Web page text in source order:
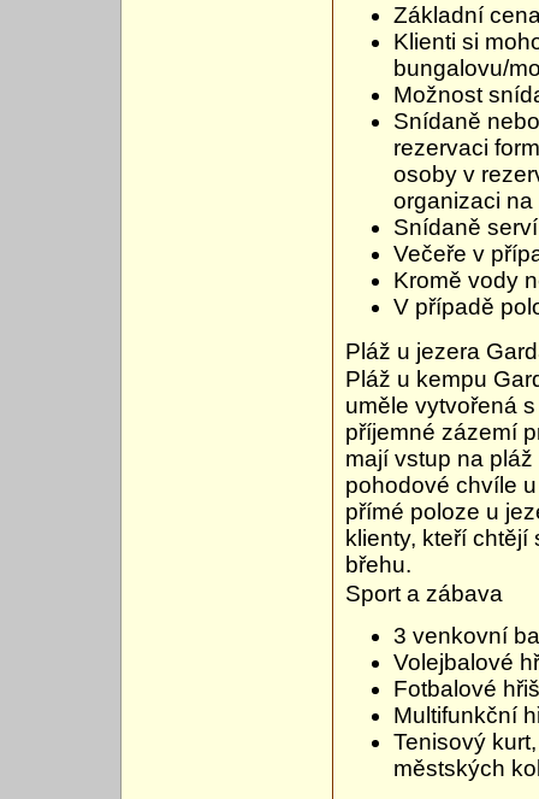
Základní
Klienti si
bungalovu/
Možnost
Snídaně
rezervaci
osoby v
organizaci na
Snídaně
Večeře v
Kromě vody
V případě
Pláž u jezera
Pláž u kempu
uměle vytvořená
příjemné zázemí
mají vstup na
pohodové chvíle
přímé poloze u
klienty, kteří chtějí
břehu.
Sport a zábava
3 venkovní
Volejbalové
Fotbalové
Multifunkční
Tenisový
městských